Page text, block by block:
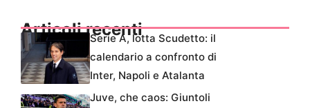
Articoli recentiSerie A, lotta Scudetto: il
calendario a confronto di
Inter, Napoli e Atalanta
Juve, che caos: Giuntoli